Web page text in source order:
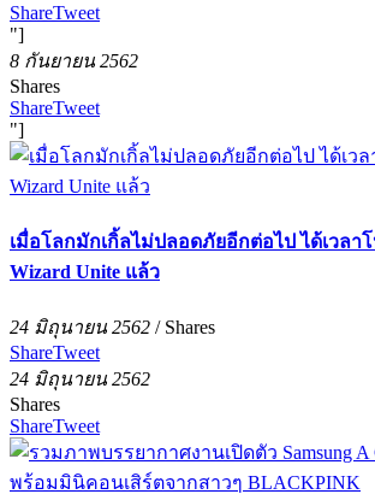
ShareTweet
"]
8 กันยายน 2562
Shares
ShareTweet
"]
เมื่อโลกมักเกิ้ลไม่ปลอดภัยอีกต่อไป ได้เวลา
Wizard Unite แล้ว
24 มิถุนายน 2562 / Shares
ShareTweet
24 มิถุนายน 2562
Shares
ShareTweet